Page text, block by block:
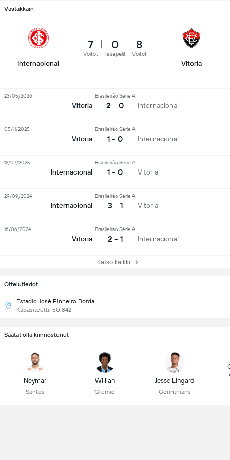
Ottelutiedot
Estádio José Pinheiro Borda
Kapasiteetti: 50,842
Vastakkain
Internacional
7
Voitot
0
Tasapelit
8
Voitot
Vitoria
Vitoria
Brasileirão Série A
2 - 0 Internacional
23/05/2026
Vitoria
Brasileirão Série A
1 - 0 Internacional
05/11/2025
Internacional
Brasileirão Série A
1 - 0 Vitoria
12/07/2025
Internacional
Brasileirão Série A
3 - 1 Vitoria
29/09/2024
Vitoria
Brasileirão Série A
2 - 1 Internacional
16/06/2024
Katso kaikki
Saatat olla kiinnostunut
Neymar
Santos
Willian
Gremio
Jesse Lingard
Corinthians